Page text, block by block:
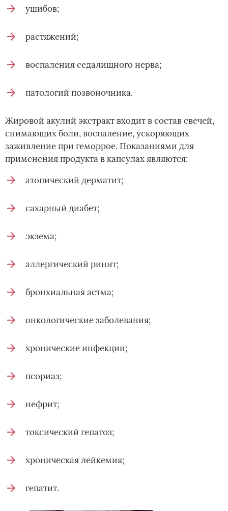
ушибов;
растяжений;
воспаления седалищного нерва;
патологий позвоночника.
Жировой акулий экстракт входит в состав свечей,
снимающих боли, воспаление, ускоряющих
заживление при геморрое. Показаниями для
применения продукта в капсулах являются:
атопический дерматит;
сахарный диабет;
экзема;
аллергический ринит;
бронхиальная астма;
онкологические заболевания;
хронические инфекции;
псориаз;
нефрит;
токсический гепатоз;
хроническая лейкемия;
гепатит.